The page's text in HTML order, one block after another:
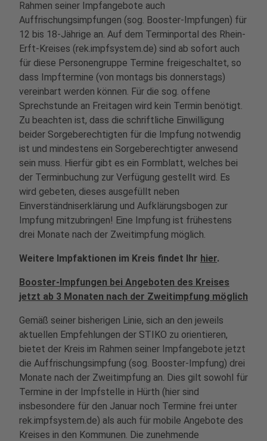
Rahmen seiner Impfangebote auch
Auffrischungsimpfungen (sog. Booster-Impfungen) für
12 bis 18-Jährige an. Auf dem Terminportal des Rhein-
Erft-Kreises (rek.impfsystem.de) sind ab sofort auch
für diese Personengruppe Termine freigeschaltet, so
dass Impftermine (von montags bis donnerstags)
vereinbart werden können. Für die sog. offene
Sprechstunde an Freitagen wird kein Termin benötigt.
Zu beachten ist, dass die schriftliche Einwilligung
beider Sorgeberechtigten für die Impfung notwendig
ist und mindestens ein Sorgeberechtigter anwesend
sein muss. Hierfür gibt es ein Formblatt, welches bei
der Terminbuchung zur Verfügung gestellt wird. Es
wird gebeten, dieses ausgefüllt neben
Einverständniserklärung und Aufklärungsbogen zur
Impfung mitzubringen! Eine Impfung ist frühestens
drei Monate nach der Zweitimpfung möglich.
Weitere Impfaktionen im Kreis findet Ihr hier.
Booster-Impfungen bei Angeboten des Kreises
jetzt ab 3 Monaten nach der Zweitimpfung möglich
Gemäß seiner bisherigen Linie, sich an den jeweils
aktuellen Empfehlungen der STIKO zu orientieren,
bietet der Kreis im Rahmen seiner Impfangebote jetzt
die Auffrischungsimpfung (sog. Booster-Impfung) drei
Monate nach der Zweitimpfung an. Dies gilt sowohl für
Termine in der Impfstelle in Hürth (hier sind
insbesondere für den Januar noch Termine frei unter
rek.impfsystem.de) als auch für mobile Angebote des
Kreises in den Kommunen. Die zunehmende